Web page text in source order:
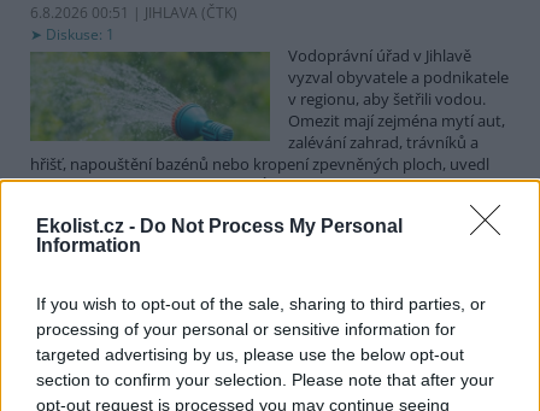
Ekolist.cz - Do Not Process My Personal
Information
If you wish to opt-out of the sale, sharing to third parties, or
processing of your personal or sensitive information for
targeted advertising by us, please use the below opt-out
section to confirm your selection. Please note that after your
opt-out request is processed you may continue seeing
6.8.2026 00:51 | JIHLAVA (ČTK)
Diskuse: 1
Vodoprávní úřad v Jihlavě
vyzval obyvatele a podnikatele
v regionu, aby šetřili vodou.
Omezit mají zejména mytí aut,
zalévání zahrad, trávníků a
hřišť, napouštění bazénů nebo kropení zpevněných ploch, uvedl
mluvčí radnice Radovan Daněk. Úřad podle něj bude víc
kontrolovat povolené odběry. Výzva k šetření vodou platí pro
všechny obce spadající pod Jihlavu jako obec s rozšířenou
působností.
Celníci odhalili gang překupníků papoušků, zajistili
stovku ptáků
5.8.2026 20:13 ( ČTK
Celníci odhalili gang